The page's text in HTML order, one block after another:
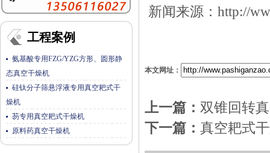
工程案例
氨基酸专用FZG/YZG方形、圆形静
态真空干燥机
硅钛分子筛悬浮液专用真空耙式干
燥机
芴专用真空耙式干燥机
原料药真空干燥机
新闻来源： http://
本文网址：
上一篇： 双锥回转
下一篇： 真空耙式